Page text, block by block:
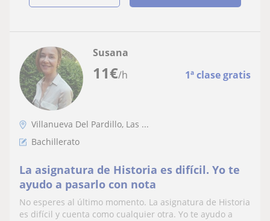
11€/h 1ª clase gratis
Susana
Villanueva Del Pardillo, Las ...
Bachillerato
La asignatura de Historia es difícil. Yo te
ayudo a pasarlo con nota
No esperes al último momento. La asignatura de Historia
es difícil y cuenta como cualquier otra. Yo te ayudo a